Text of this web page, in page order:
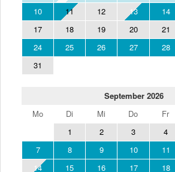
10
11 12 13 14
17
18 19 20 21
24
25 26 27 28
31
September 2026
Mo
Di Mi Do Fr
1
2 3 4
7
8 9 10 11
14
15 16 17 18